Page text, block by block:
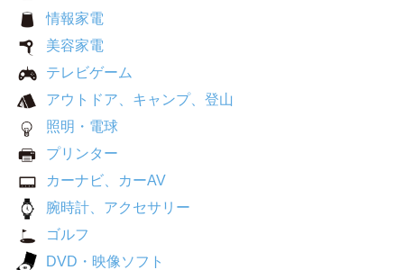
情報家電
美容家電
テレビゲーム
アウトドア、キャンプ、登山
照明・電球
プリンター
カーナビ、カーAV
腕時計、アクセサリー
ゴルフ
DVD・映像ソフト